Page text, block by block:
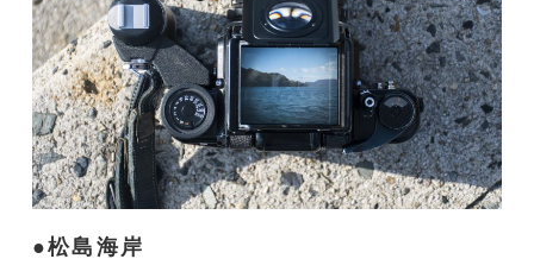
松島海岸